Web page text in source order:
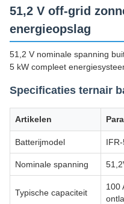
51,2 V off-grid
energieopslag
51,2 V nominale spanning
5 kW compleet
Specificaties ternair
Artikelen
Batterijmodel
Nominale spanning
Typische capaciteit
100